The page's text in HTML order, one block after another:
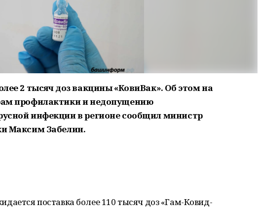
2 тысяч доз вакцины «КовиВак». Об этом на
профилактики и недопущению
инфекции в регионе сообщил министр
Максим Забелин.
поставка более 110 тысяч доз «Гам-Ковид-